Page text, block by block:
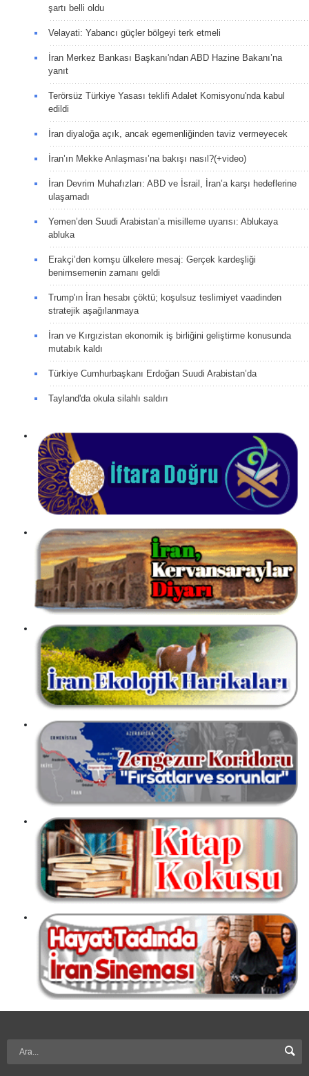
şartı belli oldu
Velayati: Yabancı güçler bölgeyi terk etmeli
İran Merkez Bankası Başkanı'ndan ABD Hazine Bakanı’na
yanıt
Terörsüz Türkiye Yasası teklifi Adalet Komisyonu'nda kabul
edildi
İran diyaloğa açık, ancak egemenliğinden taviz vermeyecek
İran’ın Mekke Anlaşması’na bakışı nasıl?(+video)
İran Devrim Muhafızları: ABD ve İsrail, İran’a karşı hedeflerine
ulaşamadı
Yemen’den Suudi Arabistan’a misilleme uyarısı: Ablukaya
abluka
Erakçi’den komşu ülkelere mesaj: Gerçek kardeşliği
benimsemenin zamanı geldi
Trump'ın İran hesabı çöktü; koşulsuz teslimiyet vaadinden
stratejik aşağılanmaya
İran ve Kırgızistan ekonomik iş birliğini geliştirme konusunda
mutabık kaldı
Türkiye Cumhurbaşkanı Erdoğan Suudi Arabistan’da
Tayland'da okula silahlı saldırı